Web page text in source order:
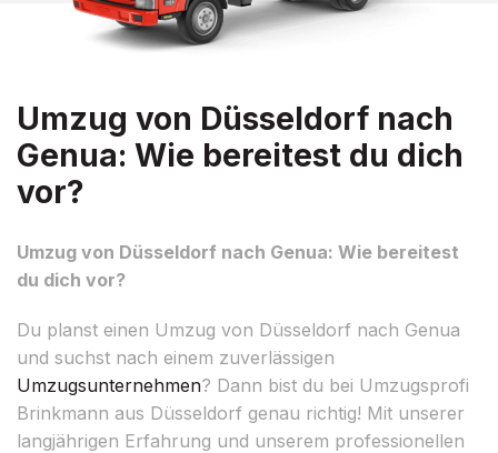
Umzug von Düsseldorf nach
Genua: Wie bereitest du dich
vor?
Umzug von Düsseldorf nach Genua: Wie bereitest
du dich vor?
Du planst einen Umzug von Düsseldorf nach Genua
und suchst nach einem zuverlässigen
Umzugsunternehmen? Dann bist du bei Umzugsprofi
Brinkmann aus Düsseldorf genau richtig! Mit unserer
langjährigen Erfahrung und unserem professionellen